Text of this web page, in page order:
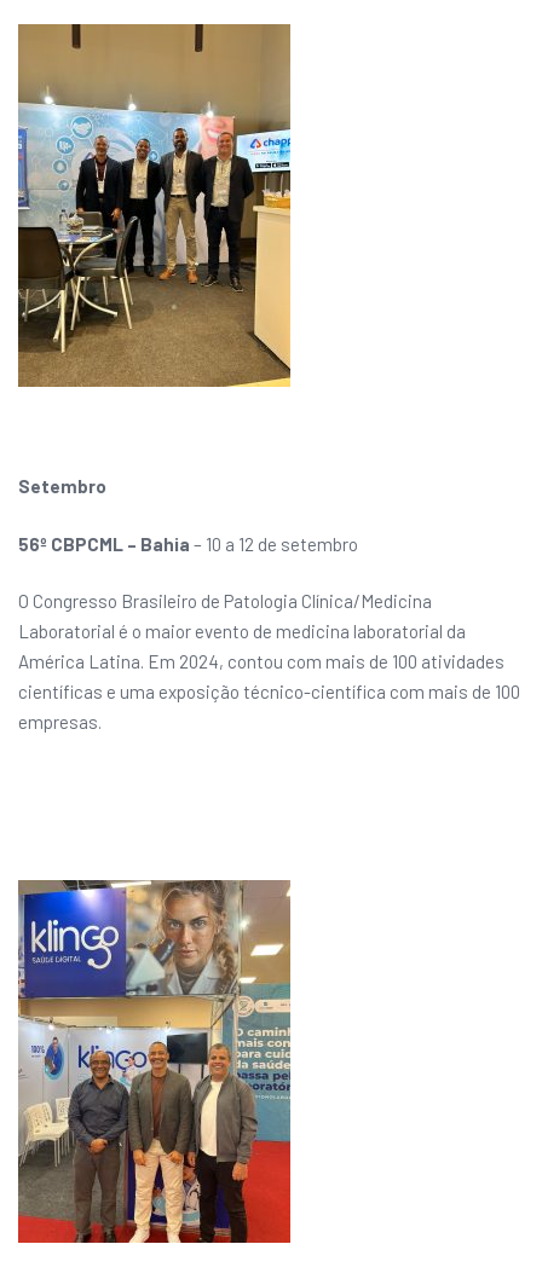
Setembro
56º CBPCML – Bahia – 10 a 12 de setembro
O Congresso Brasileiro de Patologia Clínica/Medicina
Laboratorial é o maior evento de medicina laboratorial da
América Latina. Em 2024, contou com mais de 100 atividades
científicas e uma exposição técnico-científica com mais de 100
empresas.